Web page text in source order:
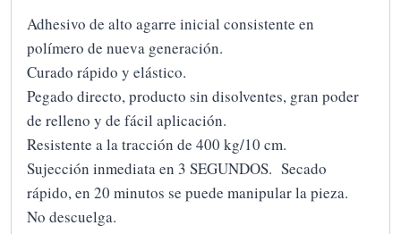
Adhesivo de alto agarre inicial consistente en
polímero de nueva generación.
Curado rápido y elástico.
Pegado directo, producto sin disolventes, gran poder
de relleno y de fácil aplicación.
Resistente a la tracción de 400 kg/10 cm.
Sujección inmediata en 3 SEGUNDOS. Secado
rápido, en 20 minutos se puede manipular la pieza.
No descuelga.